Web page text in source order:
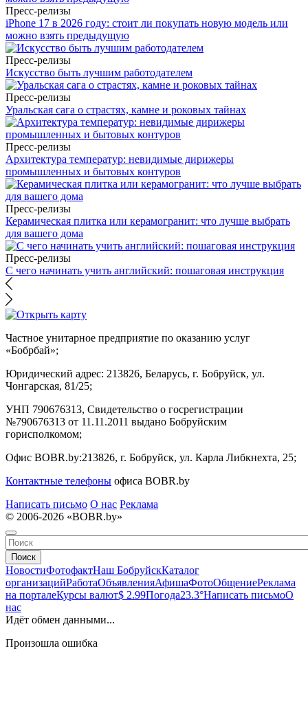
Пресс-релизы
iPhone 17 в 2026 году: стоит ли покупать новую модель или
можно взять предыдущую
Пресс-релизы
Искусство быть лучшим работодателем
Пресс-релизы
Уральская сага о страстях, камне и роковых тайнах
Пресс-релизы
Архитектура температур: невидимые дирижеры
промышленных и бытовых контуров
Пресс-релизы
Керамическая плитка или керамогранит: что лучше выбрать
для вашего дома
Пресс-релизы
С чего начинать учить английский: пошаговая инструкция
Частное унитарное предприятие по оказанию услуг
«Бобрбай»;
Юридический адрес: 213826, Беларусь, г. Бобруйск, ул.
Чонгарская, 81/25;
УНП 790676313, Свидетельство о госрегистрации
№790676313 от 11.11.2011 выдано Бобруйским
горисполкомом;
Офис BOBR.by:213826, г. Бобруйск, ул. Карла Либкнехта, 25;
Контактные телефоны офиса BOBR.by
Написать письмо О нас Реклама
© 2006-2026 «BOBR.by»
Поиск
НовостиФотофактНаш БобруйскКаталог
организацийРаботаОбъявленияАфишаФотоОбщениеРеклама
на порталеКурсы валют$ 2.99Погода23.3°Написать письмоО
нас
Идёт обмен данными...
Произошла ошибка